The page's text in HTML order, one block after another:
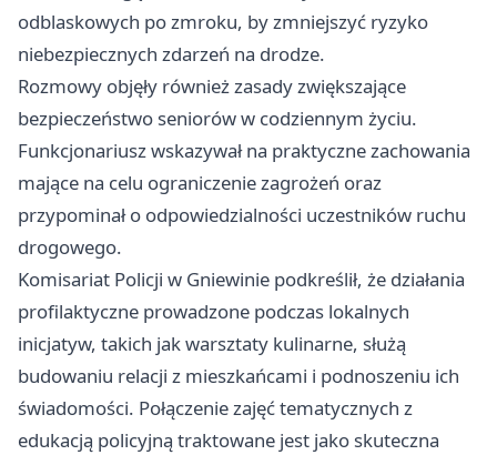
odblaskowych po zmroku, by zmniejszyć ryzyko
niebezpiecznych zdarzeń na drodze.
Rozmowy objęły również zasady zwiększające
bezpieczeństwo seniorów w codziennym życiu.
Funkcjonariusz wskazywał na praktyczne zachowania
mające na celu ograniczenie zagrożeń oraz
przypominał o odpowiedzialności uczestników ruchu
drogowego.
Komisariat Policji w Gniewinie podkreślił, że działania
profilaktyczne prowadzone podczas lokalnych
inicjatyw, takich jak warsztaty kulinarne, służą
budowaniu relacji z mieszkańcami i podnoszeniu ich
świadomości. Połączenie zajęć tematycznych z
edukacją policyjną traktowane jest jako skuteczna